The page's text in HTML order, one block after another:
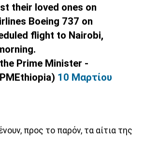
their loved ones on
Boeing 737 on
flight to Nairobi,
Prime Minister -
10 Μαρτίου
προς το παρόν, τα αίτια της